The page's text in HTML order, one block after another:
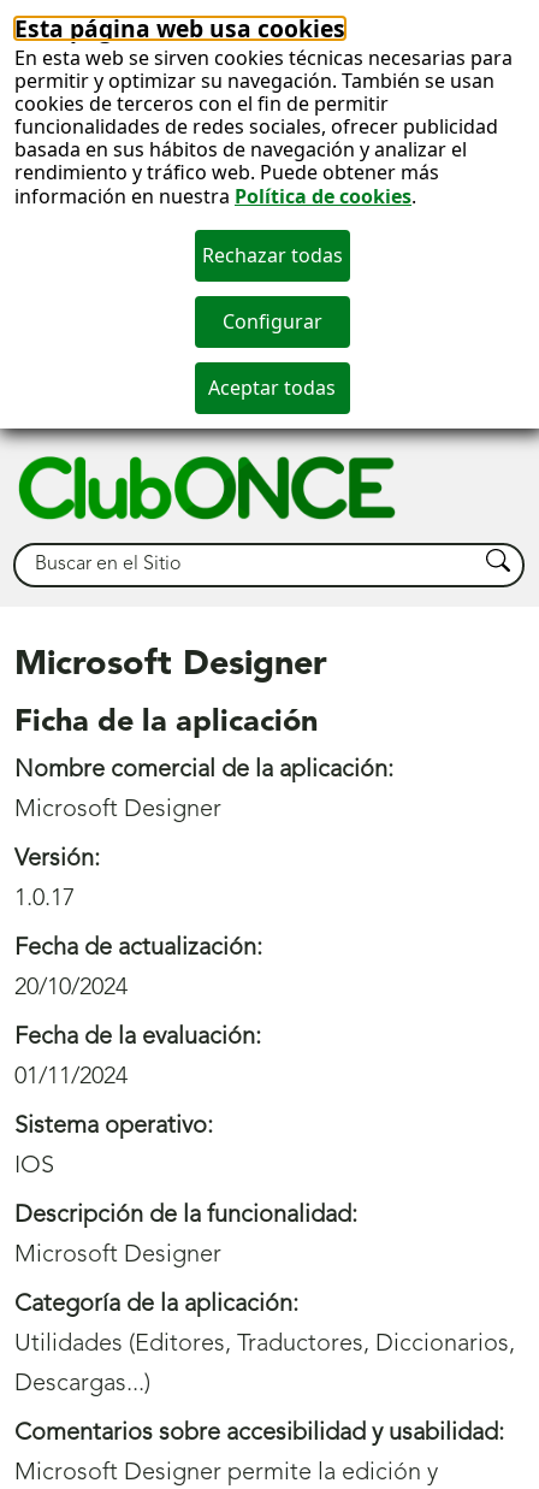
Esta página web usa cookies
En esta web se sirven cookies técnicas necesarias para
permitir y optimizar su navegación. También se usan
cookies de terceros con el fin de permitir
funcionalidades de redes sociales, ofrecer publicidad
basada en sus hábitos de navegación y analizar el
rendimiento y tráfico web. Puede obtener más
información en nuestra Política de cookies.
Buscar Buscar
Microsoft Designer
Ficha de la aplicación
Nombre comercial de la aplicación:
Microsoft Designer
Versión:
1.0.17
Fecha de actualización:
20/10/2024
Fecha de la evaluación:
01/11/2024
Sistema operativo:
IOS
Descripción de la funcionalidad:
Microsoft Designer
Categoría de la aplicación:
Utilidades (Editores, Traductores, Diccionarios,
Descargas...)
Comentarios sobre accesibilidad y usabilidad:
Microsoft Designer permite la edición y